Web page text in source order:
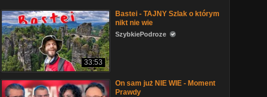
33:53
Bastei - TAJNY Szlak o którym
nikt nie wie
SzybkiePodroze
On sam już NIE WIE - Moment
Prawdy